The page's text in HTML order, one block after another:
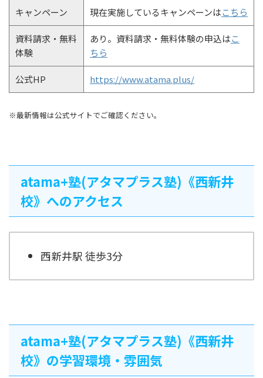
キャンペーン 現在実施しているキャンペーンはこちら
資料請求・無料
体験
あり。資料請求・無料体験の申込はこ
ちら
公式HP https://www.atama.plus/
※最新情報は公式サイトでご確認ください。
atama+塾(アタマプラス塾)《西新井
校》へのアクセス
西新井駅 徒歩3分
atama+塾(アタマプラス塾)《西新井
校》の学習環境・雰囲気